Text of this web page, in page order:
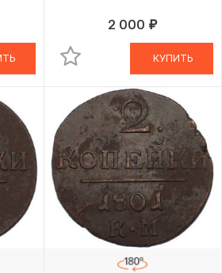
2 000 руб.
В КОРЗИНЕ
КУПИТЬ